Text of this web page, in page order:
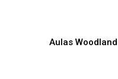
Aulas Woodland